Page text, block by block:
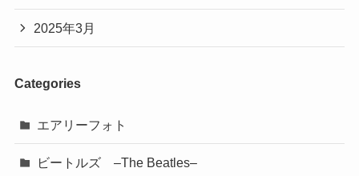
2025年3月
Categories
エアリーフォト
ビートルズ –The Beatles–